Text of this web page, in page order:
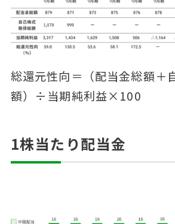
総還元性向＝（配当金総額＋
額）÷当期純利益×100
1株当たり配当金